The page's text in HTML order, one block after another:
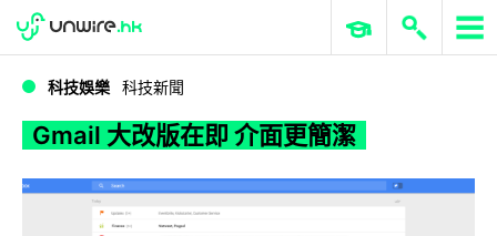
Gmail 大改版在即 介面更簡潔
WWDC 2026 ERP 與商業 AI
科技娛樂 科技新聞
Gmail 大改版在即 介面更簡潔